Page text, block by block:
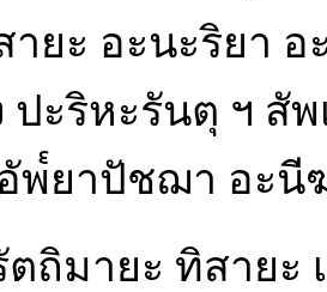
ายะ อะนะริยา
ปะริหะรันตุ ฯ สั
อัพ๎ยาปัชฌา อะ
ตถิมายะ ทิสายะ